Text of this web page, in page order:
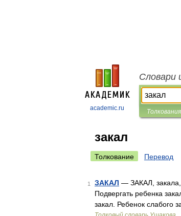
academic.ru
Словари
Толкования
закал
Толкование Перевод
1 ЗАКАЛ — ЗАКАЛ, закала,
Подвергать ребенка
закал. Ребенок слабого